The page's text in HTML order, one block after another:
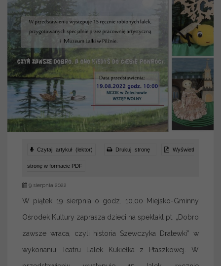
Czytaj artykuł (lektor) Drukuj stronę Wyświetl
stronę w formacie PDF
9 sierpnia 2022
W piątek 19 sierpnia o godz. 10.00 Miejsko-Gminny
Ośrodek Kultury zaprasza dzieci na spektakl pt. „Dobro
zawsze wraca, czyli historia Szewczyka Dratewki” w
wykonaniu Teatru Lalek Kukiełka z Ptaszkowej. W